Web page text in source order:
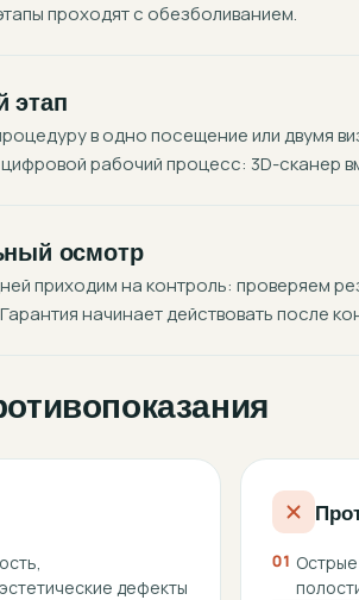
проходят с обезболиванием.
этап
в одно посещение или двумя
рабочий процесс: 3D-сканер
осмотр
приходим на контроль: проверяем
начинает действовать после
дефекты
01